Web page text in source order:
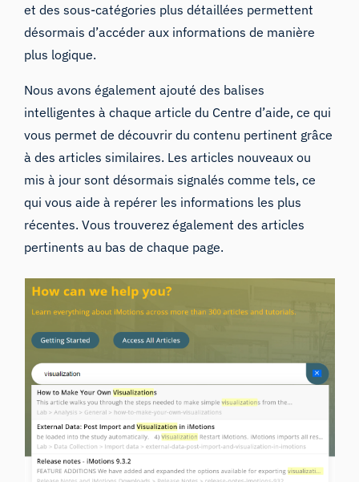
et des sous-catégories plus détaillées permettent
désormais d’accéder aux informations de manière
plus logique.
Nous avons également ajouté des balises
intelligentes à chaque article du Centre d’aide, ce qui
vous permet de découvrir du contenu pertinent grâce
à des articles similaires. Les articles nouveaux ou
mis à jour sont désormais signalés comme tels, ce
qui vous aide à repérer les informations les plus
récentes. Vous trouverez également des articles
pertinents au bas de chaque page.